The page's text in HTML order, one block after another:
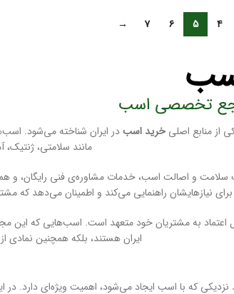
۴ ۵ ۶ ۷ →
از منابع اصلی خرید اسبدر ایران شناخته می‌شود.
مانند سلامتی،
سلامت و اصالت اسب، خدمات مشاوره‌ی فنی رایگان، و
راهنمایی می‌کند و اطمینان می‌دهد که
به مشتریان خود متعهد است. اسب‌هایی که این
ایران هستند، بلکه همچنین
که با اسب ایجاد می‌شود، اهمیت ویژه‌ای دارد. در